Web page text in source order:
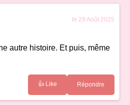
le 29 Août 2025
autre histoire. Et puis, même
👍 Like Répondre